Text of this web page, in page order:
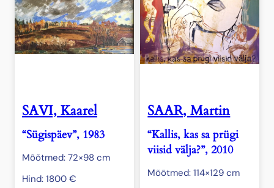
SAVI, Kaarel
“Sügispäev”, 1983
Mõõtmed: 72×98 cm
Hind: 1800 €
SAAR, Martin
“Kallis, kas sa prügi
viisid välja?”, 2010
Mõõtmed: 114×129 cm